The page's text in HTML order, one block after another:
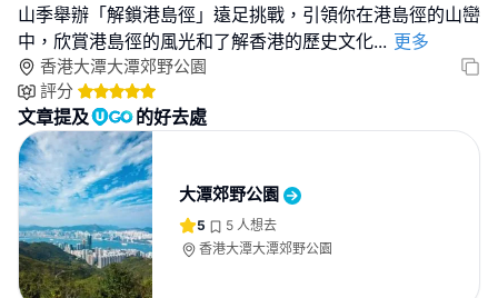
山季舉辦「解鎖港島徑」遠足挑戰，引領你在港島徑的山巒
中，欣賞港島徑的風光和了解香港的歷史文化... 更多
香港大潭大潭郊野公園
評分
文章提及 的好去處
大潭郊野公園
5 5 人想去
香港大潭大潭郊野公園